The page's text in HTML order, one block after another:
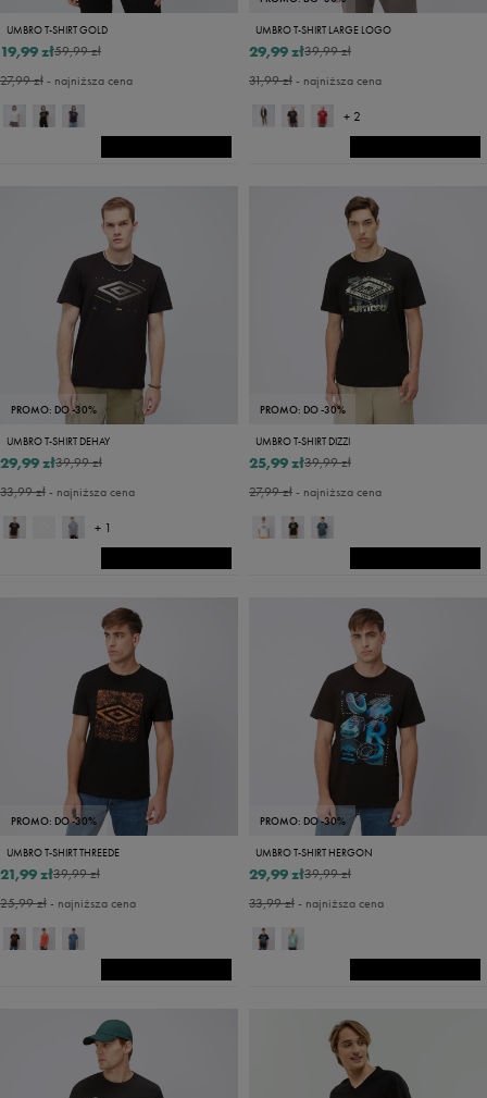
UMBRO T-SHIRT GOLD
59,99 zł
19,99 zł
27,99 zł- najniższa cena
UMBRO T-SHIRT LARGE LOGO
39,99 zł
29,99 zł
31,99 zł- najniższa cena
+ 2
PROMO: DO -30%
UMBRO T-SHIRT DEHAY
39,99 zł
29,99 zł
33,99 zł- najniższa cena
+ 1
PROMO: DO -30%
UMBRO T-SHIRT DIZZI
39,99 zł
25,99 zł
27,99 zł- najniższa cena
PROMO: DO -30%
UMBRO T-SHIRT THREEDE
39,99 zł
21,99 zł
25,99 zł- najniższa cena
PROMO: DO -30%
UMBRO T-SHIRT HERGON
39,99 zł
29,99 zł
33,99 zł- najniższa cena